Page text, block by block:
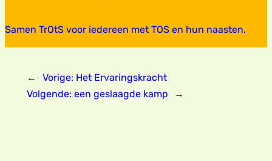
Samen TrOtS voor iedereen met TOS en hun naasten.
← Vorige: Het Ervaringskracht
Volgende: een geslaagde kamp →